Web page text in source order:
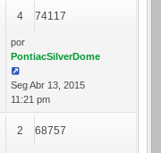
4 74117
por
PontiacSilverDome
Seg Abr 13, 2015
11:21 pm
2 68757